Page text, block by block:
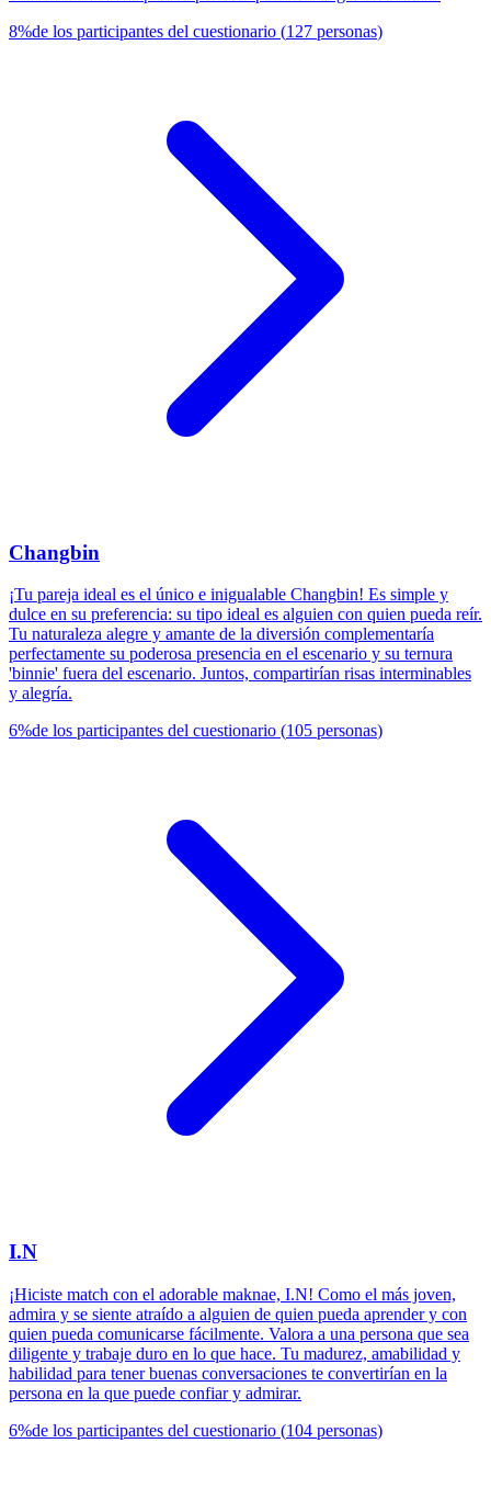
8%de los participantes del cuestionario (127 personas)
Changbin
¡Tu pareja ideal es el único e inigualable Changbin! Es simple y
dulce en su preferencia: su tipo ideal es alguien con quien pueda reír.
Tu naturaleza alegre y amante de la diversión complementaría
perfectamente su poderosa presencia en el escenario y su ternura
'binnie' fuera del escenario. Juntos, compartirían risas interminables
y alegría.
6%de los participantes del cuestionario (105 personas)
I.N
¡Hiciste match con el adorable maknae, I.N! Como el más joven,
admira y se siente atraído a alguien de quien pueda aprender y con
quien pueda comunicarse fácilmente. Valora a una persona que sea
diligente y trabaje duro en lo que hace. Tu madurez, amabilidad y
habilidad para tener buenas conversaciones te convertirían en la
persona en la que puede confiar y admirar.
6%de los participantes del cuestionario (104 personas)